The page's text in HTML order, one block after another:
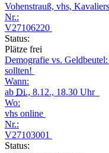
Vohenstrauß, vhs,
Nr.:
V27106220
Status:
Plätze frei
Demografie vs.
sollten!
Wann:
ab Di., 8.12., 18.30 Uhr
Wo:
vhs online
Nr.:
V27103001
Status: